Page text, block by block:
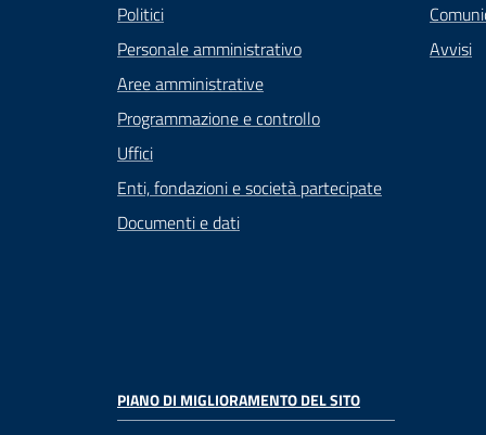
Politici
Personale amministrativo
Aree amministrative
Programmazione e controllo
Uffici
Enti, fondazioni e società partecipate
Documenti e dati
Avvisi
PIANO DI MIGLIORAMENTO DEL SITO